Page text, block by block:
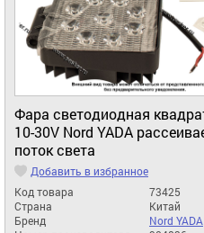
Фара светодиодная
10-30V Nord YADA
поток света
Добавить в избранное
Код товара
73425
Страна
Китай
Бренд
Nord YADA